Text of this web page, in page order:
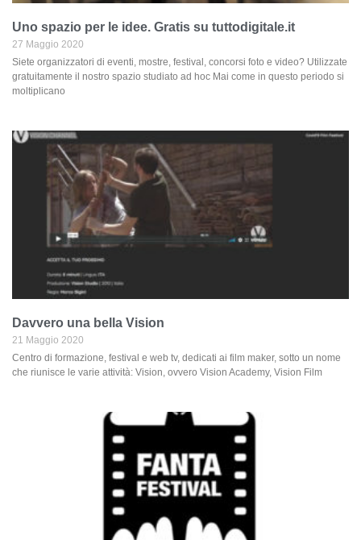
Uno spazio per le idee. Gratis su tuttodigitale.it
27 Maggio 2020
Siete organizzatori di eventi, mostre, festival, concorsi foto e video? Utilizzate
gratuitamente il nostro spazio studiato ad hoc Mai come in questo periodo si
moltiplicano
Davvero una bella Vision
21 Maggio 2020
Centro di formazione, festival e web tv, dedicati ai film maker, sotto un nome
che riunisce le varie attività: Vision, ovvero Vision Academy, Vision Film